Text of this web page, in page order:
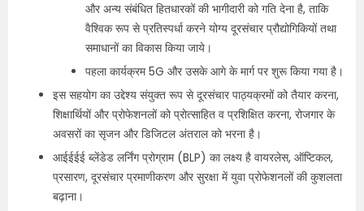
और अन्य संबंधित हितधारकों की भागीदारी को गति देना है, ताकि
वैश्विक रूप से प्रतिस्पर्धा करने योग्य दूरसंचार प्रौद्योगिकियों तथा
समाधानों का विकास किया जाये।
पहला कार्यक्रम 5G और उसके आगे के मार्ग पर शुरू किया गया है।
इस सहयोग का उद्देश्य संयुक्त रूप से दूरसंचार पाठ्यक्रमों को तैयार करना,
शिक्षार्थियों और प्रोफेशनलों को प्रोत्साहित व प्रशिक्षित करना, रोजगार के
अवसरों का सृजन और डिजिटल अंतराल को भरना है।
आईईईई ब्लेंडेड लर्निंग प्रोग्राम (BLP) का लक्ष्य है वायरलेस, ऑप्टिकल,
प्रसारण, दूरसंचार प्रमाणीकरण और सुरक्षा में युवा प्रोफेशनलों की कुशलता
बढ़ाना।